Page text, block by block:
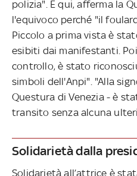
polizia". E qui, afferma la
l'equivoco perché "il
Piccolo a prima vista è
esibiti dai manifestanti.
controllo, è stato
simboli dell'Anpi". "Alla
Questura di Venezia - è
transito senza alcuna
Solidarietà dalla
Solidarietà all’attrice è